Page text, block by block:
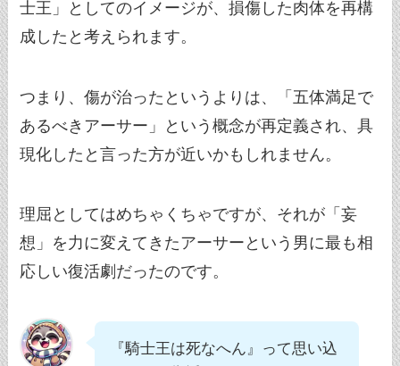
士王」としてのイメージが、損傷した肉体を再構
成したと考えられます。
つまり、傷が治ったというよりは、「五体満足で
あるべきアーサー」という概念が再定義され、具
現化したと言った方が近いかもしれません。
理屈としてはめちゃくちゃですが、それが「妄
想」を力に変えてきたアーサーという男に最も相
応しい復活劇だったのです。
『騎士王は死なへん』って思い込